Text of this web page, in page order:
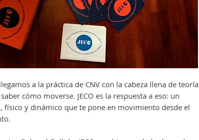
a la práctica de CNV con la cabeza llena de teoría
cómo moverse. JECO es la respuesta a eso: un
físico y dinámico que te pone en movimiento desde el